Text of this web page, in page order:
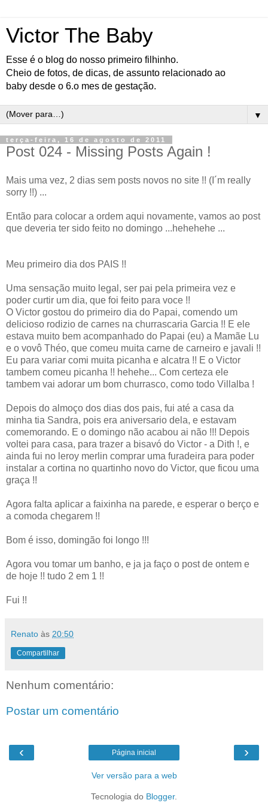
Victor The Baby
Esse é o blog do nosso primeiro filhinho.
Cheio de fotos, de dicas, de assunto relacionado ao
baby desde o 6.o mes de gestação.
▼
terça-feira, 16 de agosto de 2011
Post 024 - Missing Posts Again !
Mais uma vez, 2 dias sem posts novos no site !! (I´m really
sorry !!) ...
Então para colocar a ordem aqui novamente, vamos ao post
que deveria ter sido feito no domingo ...hehehehe ...
Meu primeiro dia dos PAIS !!
Uma sensação muito legal, ser pai pela primeira vez e
poder curtir um dia, que foi feito para voce !!
O Victor gostou do primeiro dia do Papai, comendo um
delicioso rodizio de carnes na churrascaria Garcia !! E ele
estava muito bem acompanhado do Papai (eu) a Mamãe Lu
e o vovô Théo, que comeu muita carne de carneiro e javali !!
Eu para variar comi muita picanha e alcatra !! E o Victor
tambem comeu picanha !! hehehe... Com certeza ele
tambem vai adorar um bom churrasco, como todo Villalba !
Depois do almoço dos dias dos pais, fui até a casa da
minha tia Sandra, pois era aniversario dela, e estavam
comemorando. E o domingo não acabou ai não !!! Depois
voltei para casa, para trazer a bisavó do Victor - a Dith !, e
ainda fui no leroy merlin comprar uma furadeira para poder
instalar a cortina no quartinho novo do Victor, que ficou uma
graça !!
Agora falta aplicar a faixinha na parede, e esperar o berço e
a comoda chegarem !!
Bom é isso, domingão foi longo !!!
Agora vou tomar um banho, e ja ja faço o post de ontem e
de hoje !! tudo 2 em 1 !!
Fui !!
Renato às 20:50
Compartilhar
Nenhum comentário:
Postar um comentário
‹ ›
Página inicial
Ver versão para a web
Tecnologia do Blogger.